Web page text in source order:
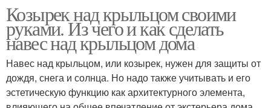
Козырек из стекла Крыльцо к дому
Крыльца к дому Крыльцо из дерева
Козырек над крыльцом своими
руками. Из чего и как сделать
навес над крыльцом дома
Навес над крыльцом, или козырек, нужен для защиты от
дождя, снега и солнца. Но надо также учитывать и его
эстетическую функцию как архитектурного элемента,